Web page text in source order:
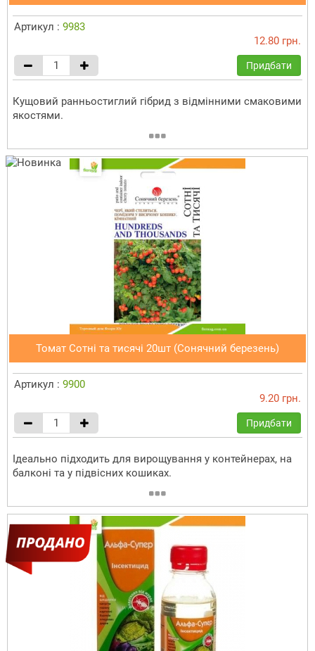
Артикул : 9983
12.80 грн.
Придбати
Кущовий ранньостиглий гібрид з відмінними смаковими
якостями.
Томат Сотні та тисячі 20шт (Сонячний березень)
Артикул : 9900
9.20 грн.
Придбати
Ідеально підходить для вирощування у контейнерах, на
балконі та у підвісних кошиках.